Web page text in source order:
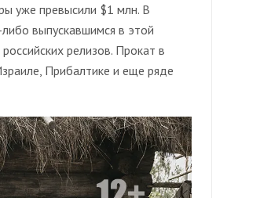
уже превысили $1 млн. В
выпускавшимся в этой
релизов. Прокат в
Прибалтике и еще ряде